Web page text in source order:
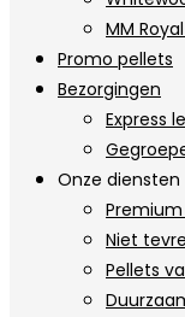
MM
Promo pellets
Bezorgingen
Express
Onze diensten
Niet
Pellets